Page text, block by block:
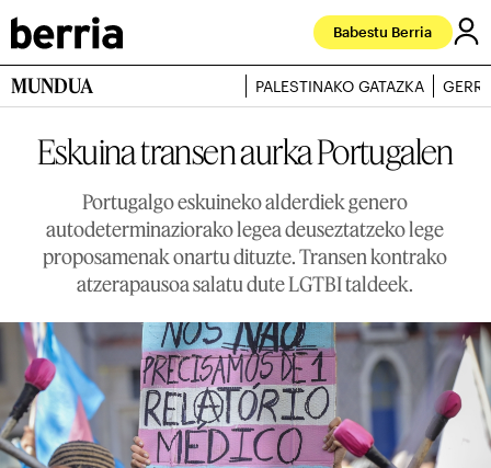
Babestu Berria
MUNDUA PALESTINAKO GATAZKA
Eskuina transen aurka Portugalen
Portugalgo eskuineko alderdiek genero
autodeterminaziorako legea deuseztatzeko lege
proposamenak onartu dituzte. Transen kontrako
atzerapausoa salatu dute LGTBI taldeek.